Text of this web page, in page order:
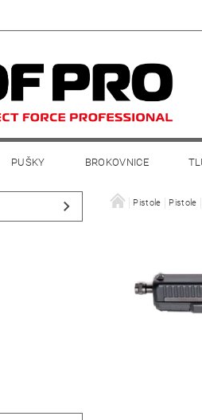
PUŠKY BROKOVNICE
Pistole Pistole